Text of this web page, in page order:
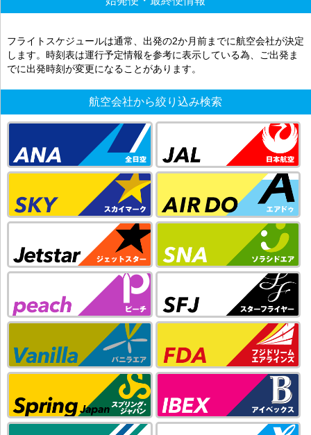
フライトスケジュールは通常、出発の2か月前までに航空会社が決定
します。時刻表は運行予定情報を参考に表示している為、ご出発ま
でに出発時刻が変更になることがあります。
航空会社から絞り込み検索